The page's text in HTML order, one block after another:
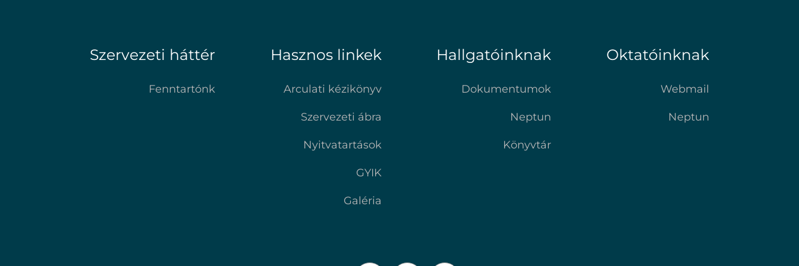
Szervezeti háttér
Fenntartónk
Hasznos linkek
Arculati kézikönyv
Szervezeti ábra
Nyitvatartások
GYIK
Galéria
Hallgatóinknak
Dokumentumok
Neptun
Könyvtár
Oktatóinknak
Webmail
Neptun